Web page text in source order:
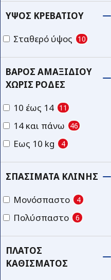
ΒΆΡΟΣ ΑΜΑΞΙΔΊΟΥ
ΧΩΡΊΣ ΡΌΔΕΣ
10 έως 14 11
14 και πάνω 46
Εως 10 kg 4
ΠΛΆΤΟΣ
ΚΑΘΊΣΜΑΤΟΣ
ΣΠΑΣΊΜΑΤΑ ΚΛΊΝΗΣ
Μονόσπαστο
4
Πολύσπαστο 6
ΎΨΟΣ ΚΡΕΒΑΤΙΟΎ
Σταθερό ύψος 10